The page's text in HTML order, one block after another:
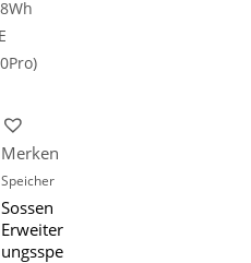
Merken
Speicher
Sossen
Erweiter
ungsspe